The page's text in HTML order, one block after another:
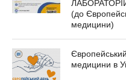
(до
медицини)
медицини в